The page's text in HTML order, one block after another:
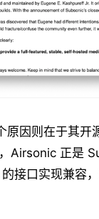
原因则在于其开
，Airsonic 正是
接口实现兼容